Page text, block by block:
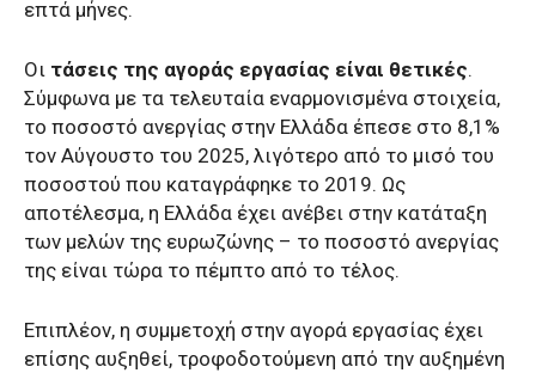
επτά μήνες.
Οι τάσεις της αγοράς εργασίας είναι θετικές.
Σύμφωνα με τα τελευταία εναρμονισμένα στοιχεία,
το ποσοστό ανεργίας στην Ελλάδα έπεσε στο 8,1%
τον Αύγουστο του 2025, λιγότερο από το μισό του
ποσοστού που καταγράφηκε το 2019. Ως
αποτέλεσμα, η Ελλάδα έχει ανέβει στην κατάταξη
των μελών της ευρωζώνης – το ποσοστό ανεργίας
της είναι τώρα το πέμπτο από το τέλος.
Επιπλέον, η συμμετοχή στην αγορά εργασίας έχει
επίσης αυξηθεί, τροφοδοτούμενη από την αυξημένη